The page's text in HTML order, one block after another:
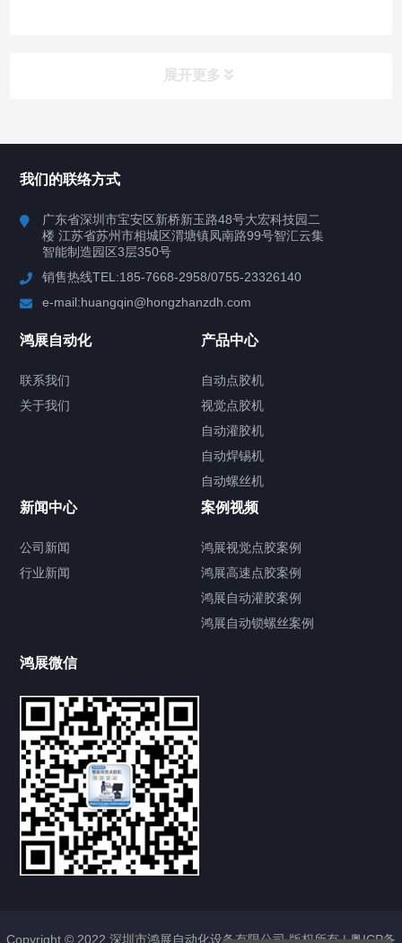
展开更多
案例视频
联系我们
关于我们
提交您的需求，获取产品资料与报价
亦可拨打我们的24小时服务咨询热线
185-7668-2958
我们的联络方式
广东省深圳市宝安区新桥新玉路48号大宏科技园二
楼 江苏省苏州市相城区渭塘镇凤南路99号智汇云集
智能制造园区3层350号
销售热线TEL:185-7668-2958/0755-23326140
e-mail:huangqin@hongzhanzdh.com
鸿展自动化
联系我们
关于我们
产品中心
自动点胶机
视觉点胶机
自动灌胶机
自动焊锡机
自动螺丝机
新闻中心
公司新闻
行业新闻
案例视频
鸿展视觉点胶案例
鸿展高速点胶案例
鸿展自动灌胶案例
鸿展自动锁螺丝案例
鸿展微信
Copyright © 2022 深圳市鸿展自动化设备有限公司 版权所有 |粤ICP备